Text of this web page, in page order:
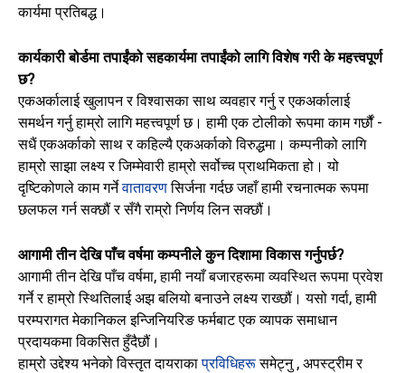
कार्यमा प्रतिबद्ध।
कार्यकारी बोर्डमा तपाईंको सहकार्यमा तपाईंको लागि विशेष गरी के महत्त्वपूर्ण
छ?
एकअर्कालाई खुलापन र विश्वासका साथ व्यवहार गर्नु र एकअर्कालाई
समर्थन गर्नु हाम्रो लागि महत्त्वपूर्ण छ। हामी एक टोलीको रूपमा काम गर्छौं -
सधैं एकअर्काको साथ र कहिल्यै एकअर्काको विरुद्धमा। कम्पनीको लागि
हाम्रो साझा लक्ष्य र जिम्मेवारी हाम्रो सर्वोच्च प्राथमिकता हो। यो
दृष्टिकोणले काम गर्नेवातावरणसिर्जना गर्दछ जहाँ हामी रचनात्मक रूपमा
छलफल गर्न सक्छौं र सँगै राम्रो निर्णय लिन सक्छौं।
आगामी तीन देखि पाँच वर्षमा कम्पनीले कुन दिशामा विकास गर्नुपर्छ?
आगामी तीन देखि पाँच वर्षमा, हामी नयाँ बजारहरूमा व्यवस्थित रूपमा प्रवेश
गर्ने र हाम्रो स्थितिलाई अझ बलियो बनाउने लक्ष्य राख्छौं। यसो गर्दा, हामी
परम्परागत मेकानिकल इन्जिनियरिङ फर्मबाट एक व्यापक समाधान
प्रदायकमा विकसित हुँदैछौं।
हाम्रो उद्देश्य भनेको विस्तृत दायराकाप्रविधिहरूसमेट्नु , अपस्ट्रीम र